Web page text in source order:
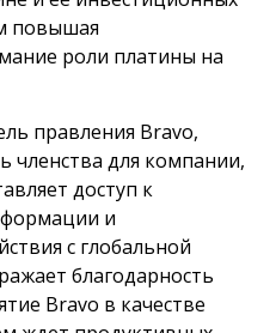
повышая
роли платины на
правления Bravo,
членства для компании,
доступ к
и
с глобальной
благодарность
Bravo в качестве